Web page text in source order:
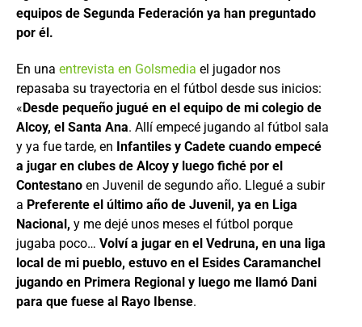
equipos de Segunda Federación ya han preguntado
por él.
En una entrevista en Golsmedia el jugador nos
repasaba su trayectoria en el fútbol desde sus inicios:
«Desde pequeño jugué en el equipo de mi colegio de
Alcoy, el Santa Ana. Allí empecé jugando al fútbol sala
y ya fue tarde, en Infantiles y Cadete cuando empecé
a jugar en clubes de Alcoy y luego fiché por el
Contestano en Juvenil de segundo año. Llegué a subir
a Preferente el último año de Juvenil, ya en Liga
Nacional, y me dejé unos meses el fútbol porque
jugaba poco… Volví a jugar en el Vedruna, en una liga
local de mi pueblo, estuvo en el Esides Caramanchel
jugando en Primera Regional y luego me llamó Dani
para que fuese al Rayo Ibense.